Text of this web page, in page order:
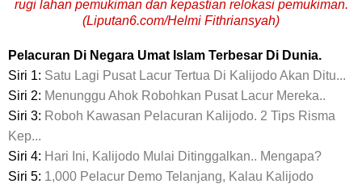
rugi lahan pemukiman dan kepastian relokasi pemukiman.
(Liputan6.com/Helmi Fithriansyah)
Pelacuran Di Negara Umat Islam Terbesar Di Dunia.
Siri 1: Satu Lagi Pusat Lacur Tertua Di Kalijodo Akan Ditu...
Siri 2: Menunggu Ahok Robohkan Pusat Lacur Mereka..
Siri 3: Roboh Kawasan Pelacuran Kalijodo. 2 Tips Risma
Kep...
Siri 4: Hari Ini, Kalijodo Mulai Ditinggalkan.. Mengapa?
Siri 5: 1,000 Pelacur Demo Telanjang, Kalau Kalijodo